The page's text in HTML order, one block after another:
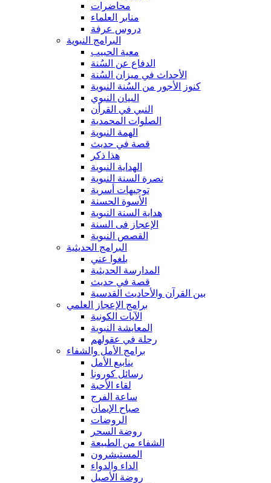
محاضرات
منابر العلماء
دروس عرفة
البرامج النبوية
معية الحبيب
الدفاع عن السُنة
الأحداث في ميزان السُنة
كنوز الأجور من السُنة النبوية
البيان النبوي
النبي في القرأن
الصلوات المحمدية
الهمة النبوية
قصة في حديث
هذا ذكر
الهداية النبوية
نصرة السنة النبوية
توجيهات أسرية
الأسوة الحسنة
هداية السنة النبوية
الإعجاز فى السنة
القصص النبوية
البرامج الحديثية
بلغوا عني
المدارسة الحديثية
قصة في حديث
بين القرآن والأحاديث القدسية
برامج الإعجاز العلمي
الآيات الكونية
المعايشة النبوية
رحلة في عقولهم
برامج الأمل والشفاء
ينابيع الأمل
رسائل كورونا
لقاء الأحبة
ساعة الفرج
صباح الإيمان
الروضات
روضة السحر
الشفاء من الطبيعة
المستبشرون
الداء والدواء
روضة الأصيل